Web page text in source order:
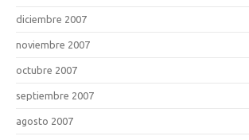
diciembre 2007
noviembre 2007
octubre 2007
septiembre 2007
agosto 2007